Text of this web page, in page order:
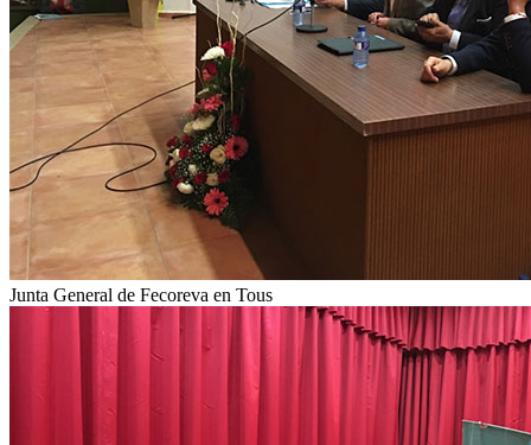
Junta General de Fecoreva en Tous